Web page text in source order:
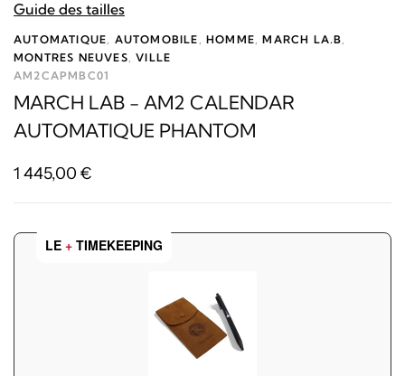
Guide des tailles
AUTOMATIQUE, AUTOMOBILE ,HOMME,MARCH LA.B,
MONTRES NEUVES,VILLE
AM2CAPMBC01
MARCH LAB - AM2 CALENDAR
AUTOMATIQUE PHANTOM
1 445,00 €
LE + TIMEKEEPING